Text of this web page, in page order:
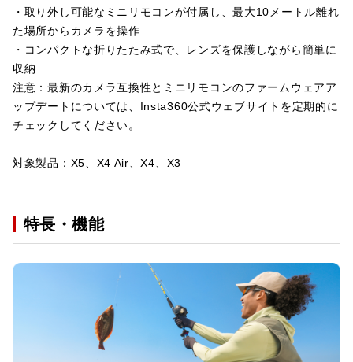
・取り外し可能なミニリモコンが付属し、最大10メートル離れ
た場所からカメラを操作
・コンパクトな折りたたみ式で、レンズを保護しながら簡単に
収納
注意：最新のカメラ互換性とミニリモコンのファームウェアア
ップデートについては、Insta360公式ウェブサイトを定期的に
チェックしてください。
対象製品：X5、X4 Air、X4、X3
特長・機能